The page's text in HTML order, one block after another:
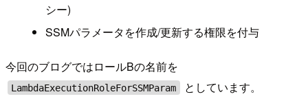
シー)
SSMパラメータを作成/更新する権限を付与
今回のブログではロールBの名前を
LambdaExecutionRoleForSSMParam としています。